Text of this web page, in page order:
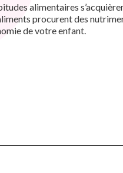
alimentaires
procurent des
de votre enfant.